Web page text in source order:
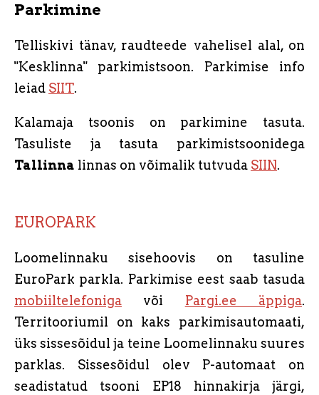
Parkimine
Telliskivi tänav, raudteede vahelisel alal, on
"Kesklinna" parkimistsoon. Parkimise info
leiad SIIT.
Kalamaja tsoonis on parkimine tasuta.
Tasuliste ja tasuta parkimistsoonidega
Tallinna linnas on võimalik tutvuda SIIN.
EUROPARK
Loomelinnaku sisehoovis on tasuline
EuroPark parkla. Parkimise eest saab tasuda
mobiiltelefoniga või Pargi.ee äppiga.
Territooriumil on kaks parkimisautomaati,
üks sissesõidul ja teine Loomelinnaku suures
parklas. Sissesõidul olev P-automaat on
seadistatud tsooni EP18 hinnakirja järgi,